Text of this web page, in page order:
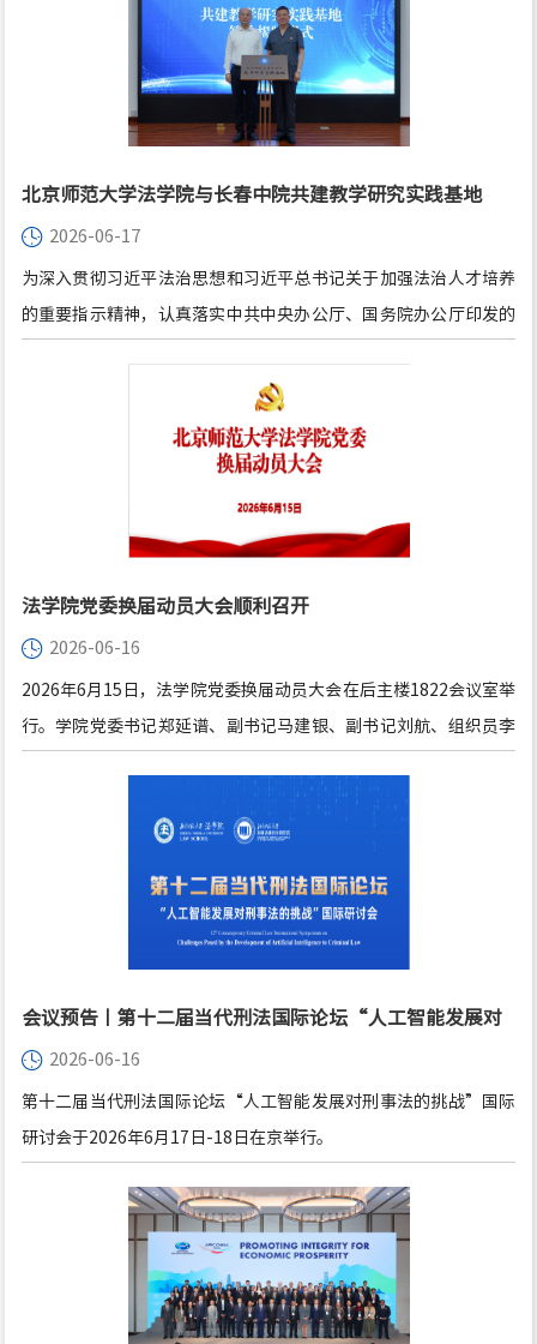
学法学院的人才培养水平与顶尖就业质量。学院深耕涉外法治、跨
境法律领域特色育人，鼓励毕业生尝试国际仲裁、跨境诉讼、涉外
商事法律服务等赛道，选择高层次、国际化、专业化的优质就业发
展路径，持续为国家涉外法治建设输送顶尖复合型法律人才。
北京师范大学法学院与长春中院共建教学研究实践基地
2026-06-17
为深入贯彻习近平法治思想和习近平总书记关于加强法治人才培养
的重要指示精神，认真落实中共中央办公厅、国务院办公厅印发的
日，北京师范大学法学院与吉林省长春市中级人民法院签署教学研
究实践基地合作共建协议，并举行北京师范大学法学院教学研究实
法学院党委换届动员大会顺利召开
2026-06-16
2026年6月15日，法学院党委换届动员大会在后主楼1822会议室举
行。学院党委书记郑延谱、副书记马建银、副书记刘航、组织员李
会议预告丨第十二届当代刑法国际论坛“人工智能发展对
刑事法的挑战”国际研讨会
2026-06-16
第十二届当代刑法国际论坛“人工智能发展对刑事法的挑战”国际
研讨会于2026年6月17日-18日在京举行。